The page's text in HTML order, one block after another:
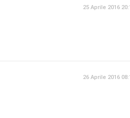
25 Aprile 2016
26 Aprile 2016